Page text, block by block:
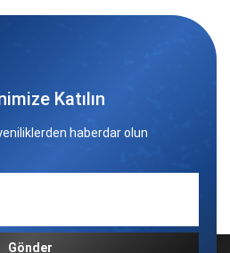
Katılın
haberdar olun
Gönder